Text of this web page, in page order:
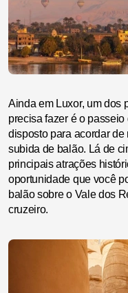
Ainda em Luxor, um dos
precisa fazer é o
disposto para acordar
subida de balão. Lá de
principais atrações
oportunidade que você
balão sobre o Vale dos
cruzeiro.